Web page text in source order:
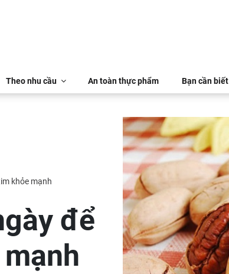
Theo nhu cầu An toàn thực phẩm Bạn cần biết
khỏe mạnh
để